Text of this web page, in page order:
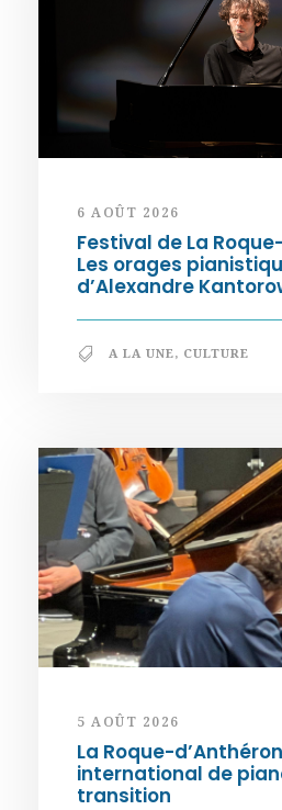
6 AOÛT 2026
Festival de La
Les orages
d’Alexandre
A LA UNE, CULTURE
5 AOÛT 2026
La Roque-
international de
transition